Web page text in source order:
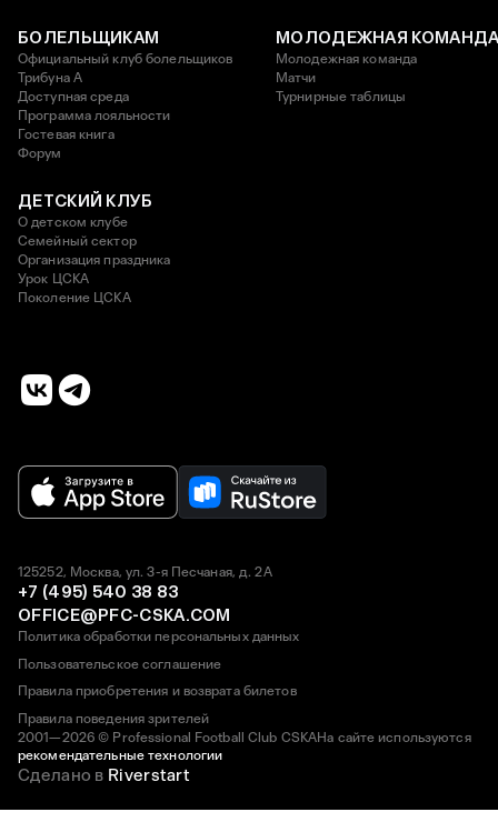
БОЛЕЛЬЩИКАМ
Официальный клуб болельщиков
Трибуна А
Доступная среда
Программа лояльности
Гостевая книга
Форум
МОЛОДЕЖНАЯ
Молодежная команда
Матчи
Турнирные таблицы
ДЕТСКИЙ КЛУБ
О детском клубе
Семейный сектор
Организация праздника
Урок ЦСКА
Поколение ЦСКА
2001—2026 © Professional Football Club CSKAНа сайте используются
рекомендательные технологии
125252, Москва, ул. 3-я Песчаная, д. 2А
+7 (495) 540 38 83
OFFICE@PFC-CSKA.COM
Политика обработки персональных данных
Пользовательское соглашение
Правила приобретения и возврата билетов
Правила поведения зрителей
Сделано в Riverstart